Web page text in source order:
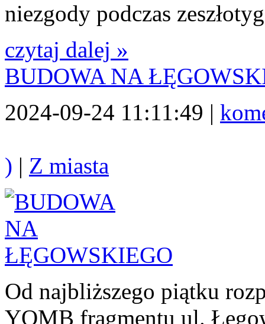
niezgody podczas
czytaj dalej »
BUDOWA NA
2024-09-24 11:11:49 |
) | Z miasta
Od najbliższego piątku
YOMB fragmentu ul.